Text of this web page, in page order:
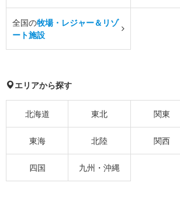
全国の牧場・レジャー＆リゾ
ート施設
エリアから探す
北海道 東北 関東
東海 北陸 関西
四国 九州・沖縄